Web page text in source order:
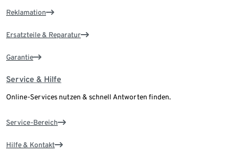
Reklamation
Ersatzteile & Reparatur
Garantie
Service & Hilfe
Online-Services nutzen & schnell Antworten finden.
Service-Bereich
Hilfe & Kontakt